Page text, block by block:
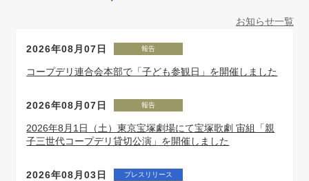
お知らせ一覧
2026年08月07日 報告
コープデリ連合会本部で「子ども参観日」を開催しました
2026年08月07日 報告
2026年8月1日（土）東京宝塚劇場にて宝塚歌劇 宙組「親
子三世代コープデリ貸切公演」を開催しました
2026年08月03日 プレスリリース